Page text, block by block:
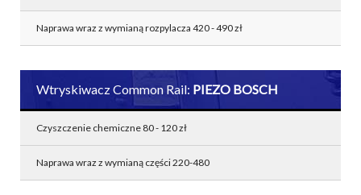
Naprawa wraz z wymianą rozpylacza 420 - 490 zł
Wtryskiwacz Common Rail: PIEZO BOSCH
Czyszczenie chemiczne 80 - 120 zł
Naprawa wraz z wymianą części 220-480